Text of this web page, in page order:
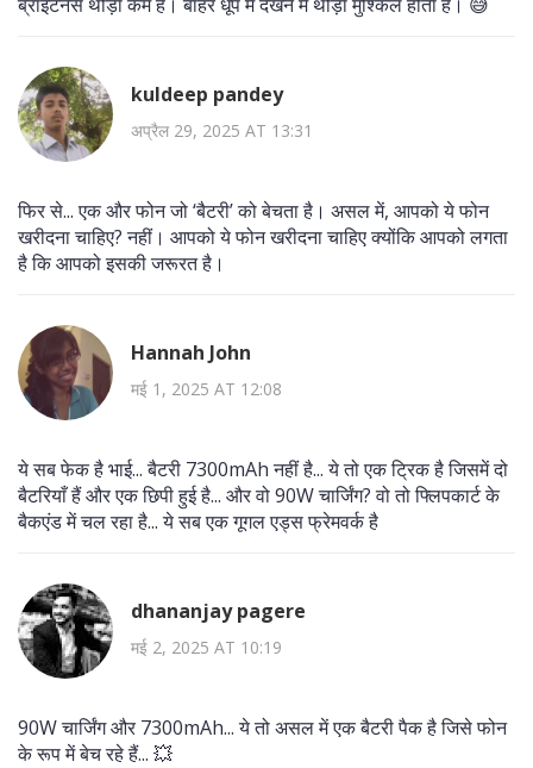
kuldeep pandey
अप्रैल 29, 2025 AT 13:31
फिर से... एक और फोन जो ‘बैटरी’ को बेचता है। असल में, आपको ये फोन
खरीदना चाहिए? नहीं। आपको ये फोन खरीदना चाहिए क्योंकि आपको लगता
है कि आपको इसकी जरूरत है।
Hannah John
मई 1, 2025 AT 12:08
ये सब फेक है भाई... बैटरी 7300mAh नहीं है... ये तो एक ट्रिक है जिसमें दो
बैटरियाँ हैं और एक छिपी हुई है... और वो 90W चार्जिंग? वो तो फ्लिपकार्ट के
बैकएंड में चल रहा है... ये सब एक गूगल एड्स फ्रेमवर्क है
dhananjay pagere
मई 2, 2025 AT 10:19
90W चार्जिंग और 7300mAh... ये तो असल में एक बैटरी पैक है जिसे फोन
के रूप में बेच रहे हैं... 💥